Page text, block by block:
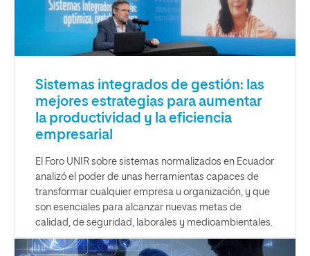
Sistemas integrados de gestión: las
mejores estrategias para aumentar
la productividad y la eficiencia
empresarial
El Foro UNIR sobre sistemas normalizados en Ecuador
analizó el poder de unas herramientas capaces de
transformar cualquier empresa u organización, y que
son esenciales para alcanzar nuevas metas de
calidad, de seguridad, laborales y medioambientales.